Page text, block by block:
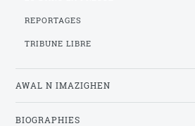
REPORTAGES
TRIBUNE LIBRE
AWAL N IMAZIGHEN
BIOGRAPHIES